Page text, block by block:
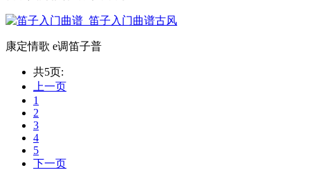
康定情歌 e调笛子普
共5页:
上一页
1
2
3
4
5
下一页